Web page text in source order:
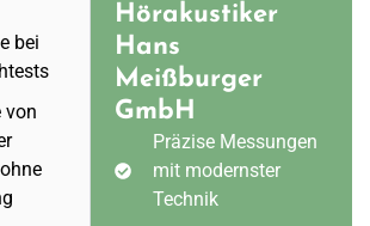
bei
von
Hörakustiker
Hans
Meißburger
GmbH
Präzise Messungen
mit modernster
Technik